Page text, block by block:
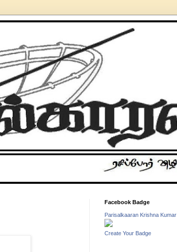
Facebook Badge
Parisalkaaran Krishna Kumar
Create Your Badge